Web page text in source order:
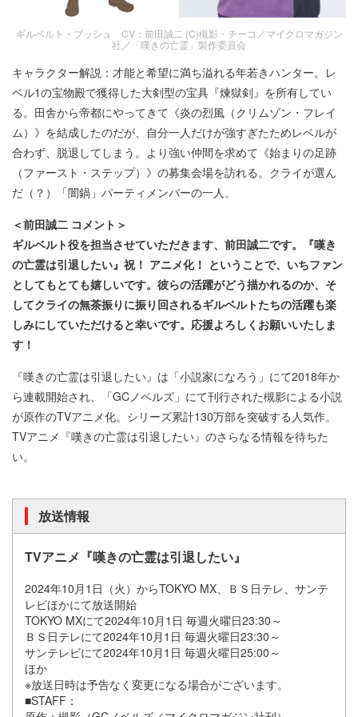
ギルベルト・ブッシュ CV：前田誠二 (C)槻影・チーコ／マイクロマガジン
社／「嘆きの亡霊」製作委員会
キャラクター解説：才能と希望に満ち溢れる年若きハンター。レ
ベル1の宝物殿で獲得した大剣型の宝具『煉獄剣』を所有してい
る。田舎から帝都にやってきて《炎の烈風（クリムゾン・フレイ
ム）》を結成したのだが、自分一人だけが強すぎたためレベルが
合わず、脱退してしまう。より強い仲間を求めて《始まりの足跡
（ファースト・ステップ）》の募集会場を訪れる。クライが選ん
だ（？）「闇鍋」パーティメンバーの一人。
＜前田誠二 コメント＞
ギルベルト役を担当させていただきます、前田誠二です。『嘆き
の亡霊は引退したい』祝！ アニメ化！ ということで、いちファン
としてもとても嬉しいです。彼らの活躍がどう描かれるのか、そ
してクライの無茶振りに振り回されるギルベルトたちの活躍も楽
しみにしていただけると幸いです。応援よろしくお願いいたしま
す！
『嘆きの亡霊は引退したい』は「小説家になろう」にて2018年か
ら連載開始され、「GCノベルズ」にて刊行された槻影による小説
が原作のTVアニメ化。シリーズ累計130万部を突破する人気作。
TVアニメ『嘆きの亡霊は引退したい』のさらなる情報を待ちた
い。
放送情報
TVアニメ『嘆きの亡霊は引退したい』
2024年10月1日（火）からTOKYO MX、ＢＳ日テレ、サンテ
レビほかにて放送開始
TOKYO MXにて2024年10月1日 毎週火曜日23:30～
ＢＳ日テレにて2024年10月1日 毎週火曜日23:30～
サンテレビにて2024年10月1日 毎週火曜日25:00～
ほか
※放送日時は予告なく変更になる場合がございます。
■STAFF：